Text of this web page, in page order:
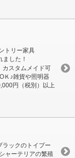
トリー家具
した！
カスタムメイド可
Ｋ♪雑貨や照明器
円（税別）以上
ラックのトイプー
ャーテリアの繁殖